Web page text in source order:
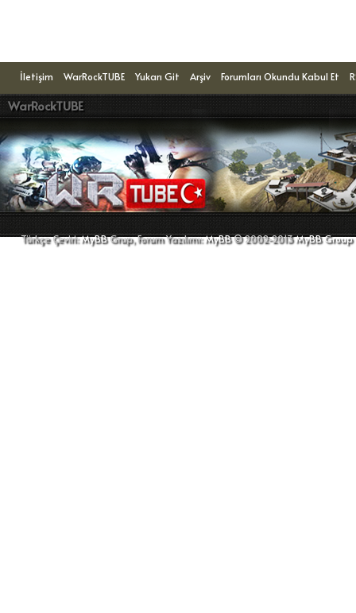
İletişim WarRockTUBE Yukarı Git Arşiv Forumları Okundu Kabul Et
WarRockTUBE
Türkçe Çeviri:MyBBGrup, Forum Yazılımı:MyBB© 2002-2013MyBB Group